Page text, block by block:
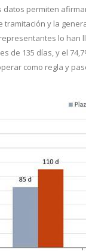
datos permiten
tramitación y la
lo han
de 135 días, y el
como regla y